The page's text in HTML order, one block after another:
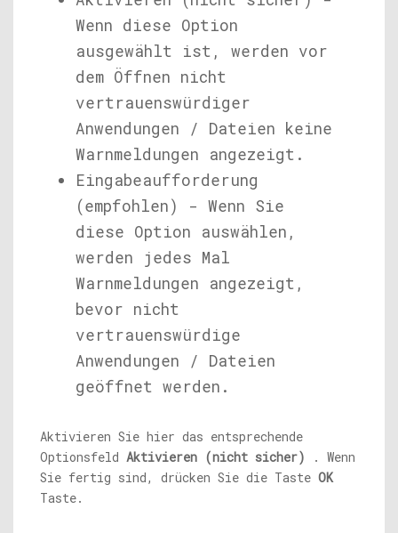
Wenn diese Option
ausgewählt ist, werden vor
dem Öffnen nicht
vertrauenswürdiger
Anwendungen / Dateien keine
Warnmeldungen angezeigt.
Eingabeaufforderung
(empfohlen) - Wenn Sie
diese Option auswählen,
werden jedes Mal
Warnmeldungen angezeigt,
bevor nicht
vertrauenswürdige
Anwendungen / Dateien
geöffnet werden.
Aktivieren Sie hier das entsprechende
Optionsfeld Aktivieren (nicht sicher)
. Wenn
Sie fertig sind, drücken Sie die Taste OK
Taste.